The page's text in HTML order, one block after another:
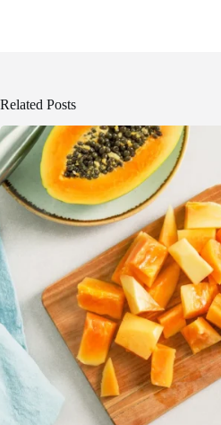
Related Posts